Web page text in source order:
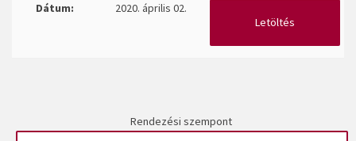
Dátum:
2020. április 02.
Letöltés
Rendezési szempont